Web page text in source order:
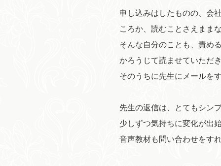
申し込みはしたものの、会
ころか、読むことさえまま
そんな自分のことも、責め
かろうじて読ませていただ
そのうちに先生にメールを
先生の返信は、とてもシン
少しずつ気持ちに変化が出
音声教材も問い合わせをす